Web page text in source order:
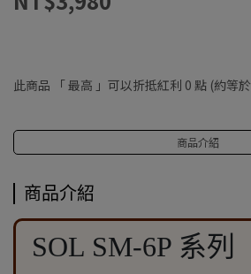
此商品 「 最高 」可以折抵紅利 0 點 (約等於
商品介紹
商品介紹
SOL SM-6P 系列